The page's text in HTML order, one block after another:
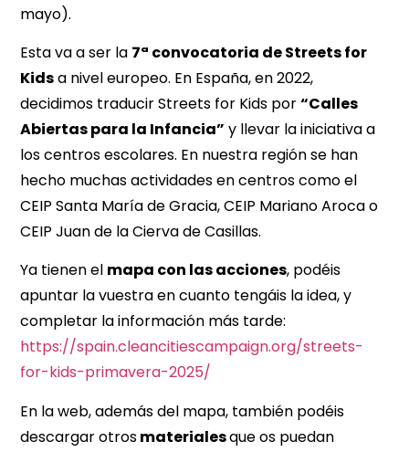
mayo).
Esta va a ser la 7ª convocatoria de Streets for
Kidsa nivel europeo. En España, en 2022,
decidimos traducir Streets for Kids por“Calles
Abiertas para la Infancia” y llevar la iniciativa a
los centros escolares. En nuestra región se han
hecho muchas actividades en centros como el
CEIP Santa María de Gracia, CEIP Mariano Aroca o
CEIP Juan de la Cierva de Casillas.
Ya tienen el mapa con las acciones, podéis
apuntar la vuestra en cuanto tengáis la idea, y
completar la información más tarde:
https://spain.cleancitiescampaign.org/streets-
for-kids-primavera-2025/
En la web, además del mapa, también podéis
descargar otrosmaterialesque os puedan